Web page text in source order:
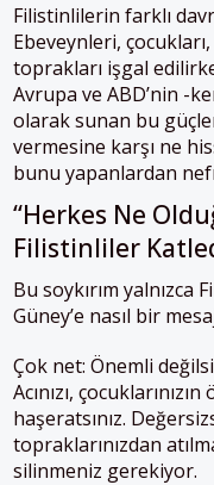
Filistinlilerin farklı
Ebeveynleri,
toprakları işgal
Avrupa ve ABD’nin -
olarak sunan bu
vermesine karşı ne
bunu yapanlardan
“Herkes Ne
Filistinliler
Bu soykırım
Güney’e nasıl bir
Çok net: Önemli
Acınızı,
haşeratsınız.
topraklarınızdan
silinmeniz gerekiyor.